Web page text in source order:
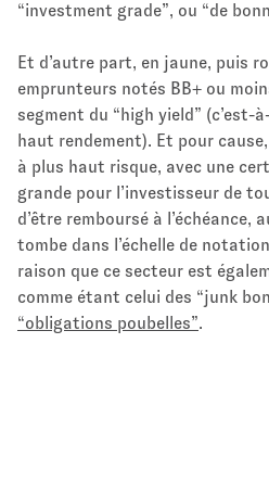
“investment grade”, ou “de
Et d’autre part, en jaune, puis
emprunteurs notés BB+ ou
segment du “high yield” (c’est-
haut rendement). Et pour
à plus haut risque, avec une
grande pour l’investisseur de
d’être remboursé à l’échéance,
tombe dans l’échelle de
raison que ce secteur est
comme étant celui des “junk
“obligations poubelles”.